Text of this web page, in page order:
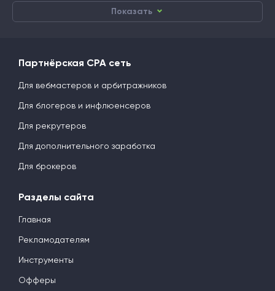
Показать
Партнёрская CPA сеть
Для вебмастеров и арбитражников
Для блогеров и инфлюенсеров
Для рекрутеров
Для дополнительного заработка
Для брокеров
Разделы сайта
Главная
Рекламодателям
Инструменты
Офферы